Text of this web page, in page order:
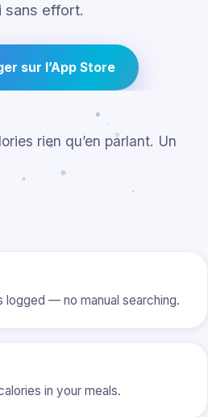
sans effort.
sur l’App Store
rien qu’en parlant. Un
logged — no manual searching.
in your meals.